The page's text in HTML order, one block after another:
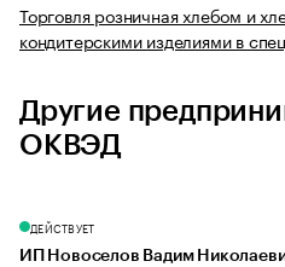
Торговля розничная хлебом и
кондитерскими изделиями в
Другие
ОКВЭД
ДЕЙСТВУЕТ
ИП Новоселов Вадим